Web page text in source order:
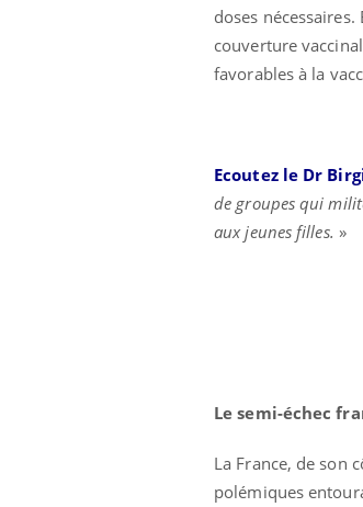
doses
couverture
favorables à la
Ecoutez le Dr
de groupes qui
aux jeunes filles. »
Le semi-échec
La France, de son
polémiques